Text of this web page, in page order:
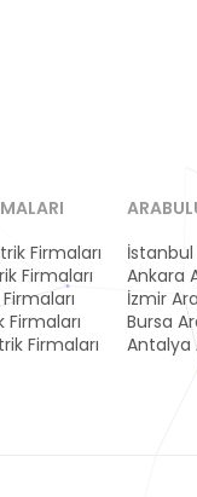
Firmaları
Firmaları
Firmaları
Firmaları
İstanbul
Ankara
İzmir
Bursa
Antalya